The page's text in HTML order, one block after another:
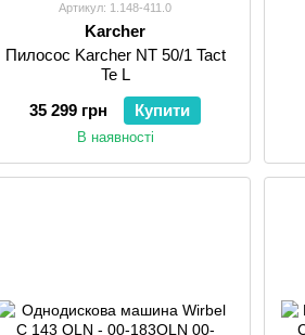
Артикул: 1.148-411.0
Karcher
Пилосос Karcher NT 50/1 Tact
Te L
35 299 грн
Купити
В наявності